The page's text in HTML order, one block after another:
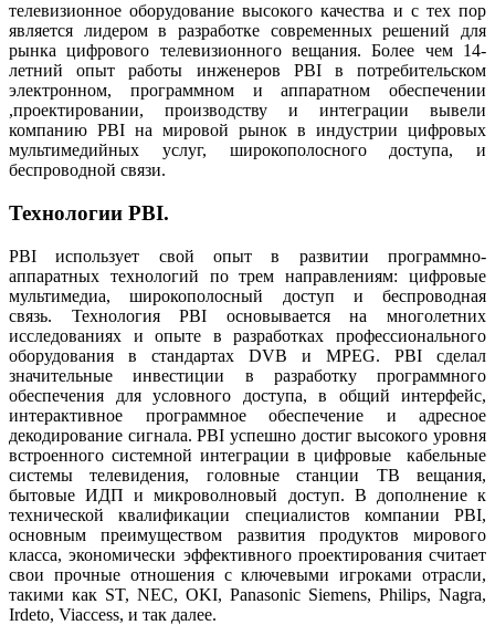
телевизионное оборудование высокого качества и с тех пор
является лидером в разработке современных решений для
рынка цифрового телевизионного вещания. Более чем 14-
летний опыт работы инженеров PBI в потребительском
электронном, программном и аппаратном обеспечении
,проектировании, производству и интеграции вывели
компанию PBI на мировой рынок в индустрии цифровых
мультимедийных услуг, широкополосного доступа, и
беспроводной связи.
Технологии PBI.
PBI использует свой опыт в развитии программно-
аппаратных технологий по трем направлениям: цифровые
мультимедиа, широкополосный доступ и беспроводная
связь. Технология PBI основывается на многолетних
исследованиях и опыте в разработках профессионального
оборудования в стандартах DVB и MPEG. PBI сделал
значительные инвестиции в разработку программного
обеспечения для условного доступа, в общий интерфейс,
интерактивное программное обеспечение и адресное
декодирование сигнала. PBI успешно достиг высокого уровня
встроенного системной интеграции в цифровые кабельные
системы телевидения, головные станции ТВ вещания,
бытовые ИДП и микроволновый доступ. В дополнение к
технической квалификации специалистов компании PBI,
основным преимуществом развития продуктов мирового
класса, экономически эффективного проектирования считает
свои прочные отношения с ключевыми игроками отрасли,
такими как ST, NEC, OKI, Panasonic Siemens, Philips, Nagra,
Irdeto, Viaccess, и так далее.